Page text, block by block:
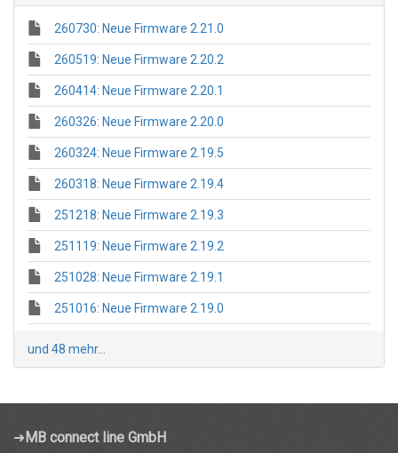
260730: Neue Firmware 2.21.0
260519: Neue Firmware 2.20.2
260414: Neue Firmware 2.20.1
260326: Neue Firmware 2.20.0
260324: Neue Firmware 2.19.5
260318: Neue Firmware 2.19.4
251218: Neue Firmware 2.19.3
251119: Neue Firmware 2.19.2
251028: Neue Firmware 2.19.1
251016: Neue Firmware 2.19.0
und 48 mehr...
➜ MB connect line GmbH